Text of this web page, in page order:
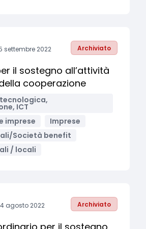
settembre 2022 Archiviato
il sostegno all’attività
cooperazione
ICT
imprese
Imprese
Società benefit
/ locali
agosto 2022 Archiviato